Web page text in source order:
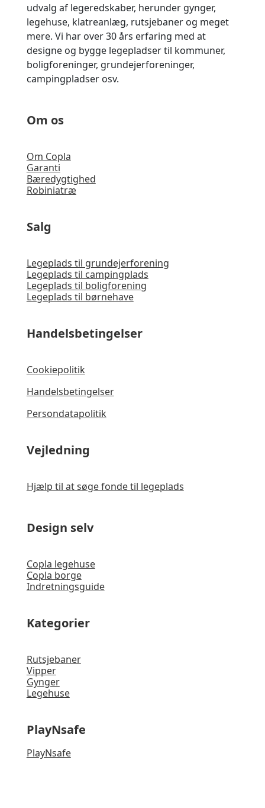
udvalg af legeredskaber, herunder gynger,
legehuse, klatreanlæg, rutsjebaner og meget
mere. Vi har over 30 års erfaring med at
designe og bygge legepladser til kommuner,
boligforeninger, grundejerforeninger,
campingpladser osv.
Om os
Om Copla
Garanti
Bæredygtighed
Robiniatræ
Salg
Legeplads til grundejerforening
Legeplads til campingplads
Legeplads til boligforening
Legeplads til børnehave
Handelsbetingelser
Cookiepolitik
Handelsbetingelser
Persondatapolitik
Vejledning
Hjælp til at søge fonde til legeplads
Design selv
Copla legehuse
Copla borge
Indretningsguide
Kategorier
Rutsjebaner
Vipper
Gynger
Legehuse
PlayNsafe
PlayNsafe